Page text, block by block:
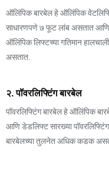
ऑलिंपिक बारबेल हे ऑलिंपिक
साधारणपणे ७ फूट लांब असतात आणि
ऑलिंपिक लिफ्टच्या गतिमान
असतात.
२. पॉवरलिफ्टिंग बारबेल
पॉवरलिफ्टिंग बारबेल हे ऑलिंपिक
आणि डेडलिफ्ट सारख्या
बारबेलच्या तुलनेत अधिक कडक